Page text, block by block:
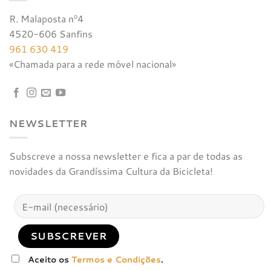
R. Malaposta nº4
4520-606 Sanfins
961 630 419
«Chamada para a rede móvel nacional»
NEWSLETTER
Subscreve a nossa newsletter e fica a par de todas as
novidades da Grandíssima Cultura da Bicicleta!
Aceito osTermos e Condições.